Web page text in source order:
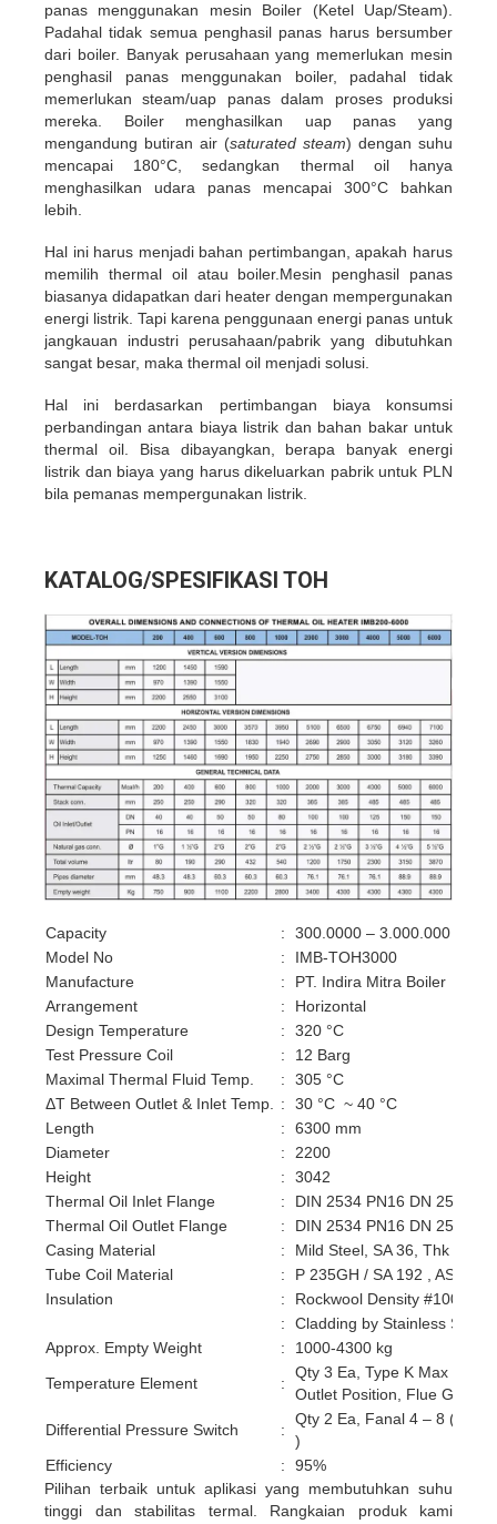
panas menggunakan mesin Boiler (Ketel Uap/Steam).
Padahal tidak semua penghasil panas harus bersumber
dari boiler. Banyak perusahaan yang memerlukan mesin
penghasil panas menggunakan boiler, padahal tidak
memerlukan steam/uap panas dalam proses produksi
mereka. Boiler menghasilkan uap panas yang
mengandung butiran air (saturated steam) dengan suhu
mencapai 180°C, sedangkan thermal oil hanya
menghasilkan udara panas mencapai 300°C bahkan
lebih.
Hal ini harus menjadi bahan pertimbangan, apakah harus
memilih thermal oil atau boiler. Mesin penghasil panas
biasanya didapatkan dari heater dengan mempergunakan
energi listrik. Tapi karena penggunaan energi panas untuk
jangkauan industri perusahaan/pabrik yang dibutuhkan
sangat besar, maka thermal oil menjadi solusi.
Hal ini berdasarkan pertimbangan biaya konsumsi
perbandingan antara biaya listrik dan bahan bakar untuk
thermal oil. Bisa dibayangkan, berapa banyak energi
listrik dan biaya yang harus dikeluarkan pabrik untuk PLN
bila pemanas mempergunakan listrik.
KATALOG/SPESIFIKASI TOH
Capacity :
300.0000 – 3.000.000 kCal/
Model No
:
IMB-TOH3000
Manufacture
:
PT. Indira Mitra Boiler
Arrangement
:
Horizontal
Design Temperature
:
320 °C
Test Pressure Coil
:
12 Barg
Maximal Thermal Fluid Temp.
:
305 °C
ΔT Between Outlet & Inlet Temp.
:
30 °C ~ 40 °C
Length
:
6300 mm
Diameter
:
2200
Height
:
3042
Thermal Oil Inlet Flange
:
DIN 2534 PN16 DN 25 – 150
Thermal Oil Outlet Flange
:
DIN 2534 PN16 DN 25 -150
Casing Material
:
Mild Steel, SA 36, Thk 10mm
Tube Coil Material
:
P 235GH / SA 192 , ASME
Insulation
:
Rockwool Density #100,
:
Cladding by Stainless Sheet
Approx. Empty Weight
:
1000-4300 kg
Temperature Element
:
Qty 3 Ea, Type K Max
Outlet Position, Flue Gas
Differential Pressure Switch
:
Qty 2 Ea, Fanal 4 – 8 ( Inlet
)
Efficiency
:
95%
Pilihan terbaik untuk aplikasi yang membutuhkan suhu
tinggi dan stabilitas termal. Rangkaian produk kami